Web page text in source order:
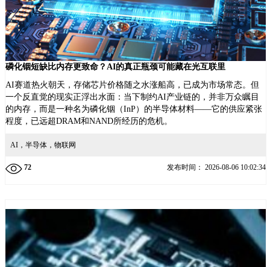
磷化铟短缺比内存更致命？AI的真正瓶颈可能藏在光互联里
AI赛道热火朝天，存储芯片价格随之水涨船高，已成为市场常态。但
一个反直觉的现实正浮出水面：当下制约AI产业链的，并非万众瞩目
的内存，而是一种名为磷化铟（InP）的半导体材料——它的供应紧张
程度，已远超DRAM和NAND所经历的危机。
AI，半导体，物联网
72 发布时间： 2026-08-06 10:02:34